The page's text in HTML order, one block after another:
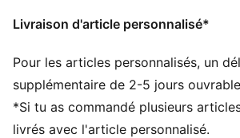
Poches : Poches latérales
Livraison d'article personnalisé*
Pour les articles personnalisés, un
supplémentaire de 2-5 jours
*Si tu as commandé plusieurs
livrés avec l'article personnalisé.